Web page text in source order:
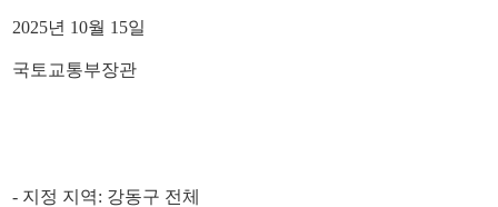
2025년 10월 15일
국토교통부장관
- 지정 지역: 강동구 전체